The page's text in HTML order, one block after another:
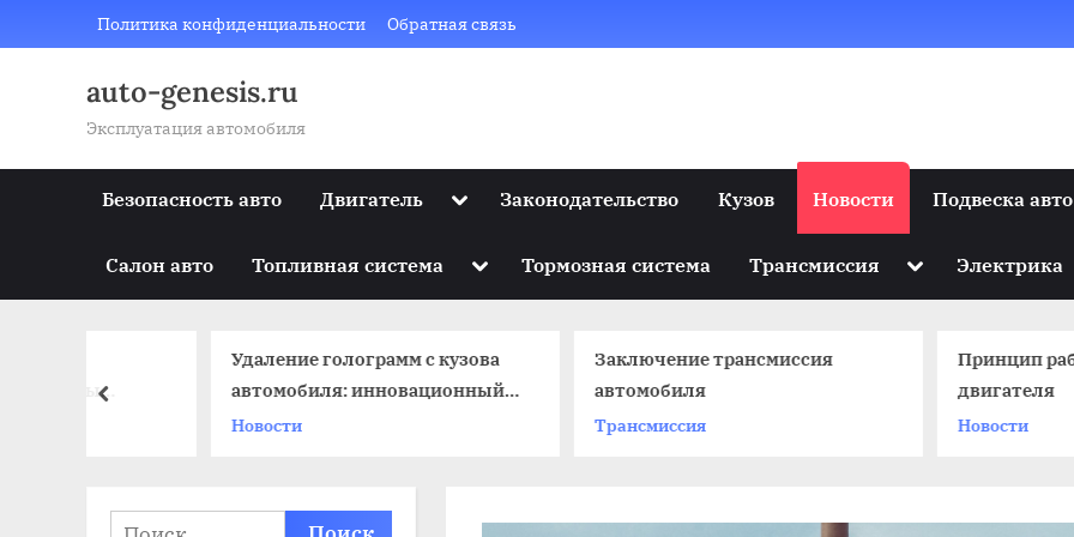
to
Политика конфиденциальности Обратная связь
auto-genesis.ru
Эксплуатация автомобиля
Безопасность авто Двигатель ToggleЗаконодательство Кузов Новости Подвеска авто
Салон авто Топливная система Toggle
menu
Тормозная система Трансмиссия Toggle
menu
Электрика
Удаление голограмм с кузова
автомобиля: инновационный
Заключение трансмиссия
автомобиля
Трансмиссия
Принцип работы
двигателя
prev
Найти: